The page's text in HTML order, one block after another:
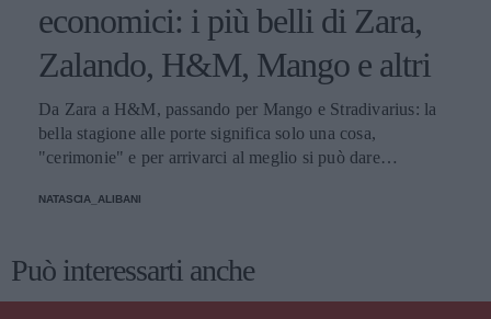
economici: i più belli di Zara,
Zalando, H&M, Mango e altri
Da Zara a H&M, passando per Mango e Stradivarius: la
bella stagione alle porte significa solo una cosa,
"cerimonie" e per arrivarci al meglio si può dare
NATASCIA_ALIBANI
Può interessarti anche